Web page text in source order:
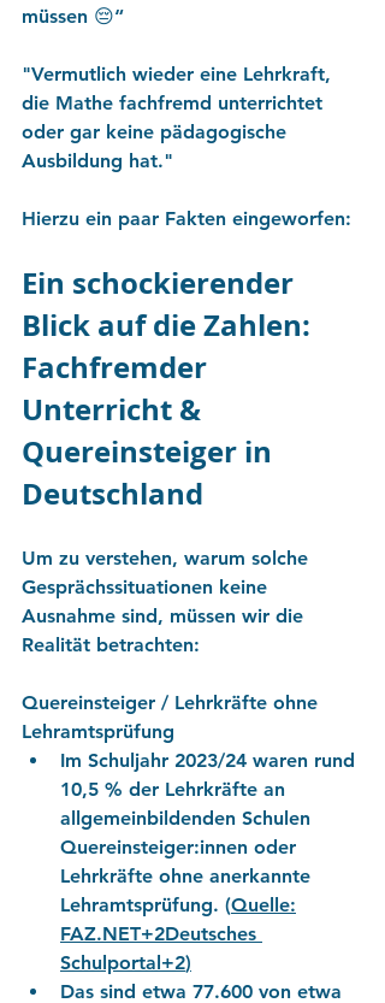
müssen 😔“
"Vermutlich wieder eine Lehrkraft,
die Mathe fachfremd unterrichtet
oder gar keine pädagogische
Ausbildung hat."
Hierzu ein paar Fakten eingeworfen:
Ein schockierender
Blick auf die Zahlen:
Fachfremder
Unterricht &
Quereinsteiger in
Deutschland
Um zu verstehen, warum solche
Gesprächssituationen keine
Ausnahme sind, müssen wir die
Realität betrachten:
Quereinsteiger / Lehrkräfte ohne
Lehramtsprüfung
Im Schuljahr 2023/24 waren rund
10,5 % der Lehrkräfte an
allgemeinbildenden Schulen
Quereinsteiger:innen oder
Lehrkräfte ohne anerkannte
Lehramtsprüfung. (Quelle:
FAZ.NET+2Deutsches
Schulportal+2)
Das sind etwa 77.600 von etwa